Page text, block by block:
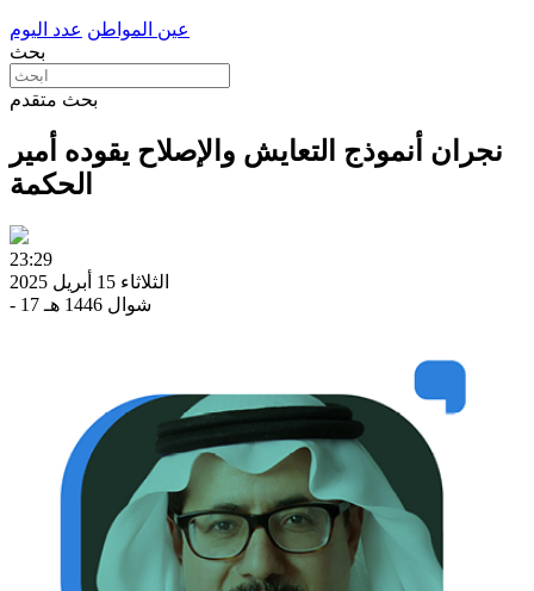
عين المواطن عدد اليوم
بحث
بحث متقدم
نجران أنموذج التعايش والإصلاح يقوده أمير
الحكمة
23:29
الثلاثاء 15 أبريل 2025
- 17 شوال 1446 هـ